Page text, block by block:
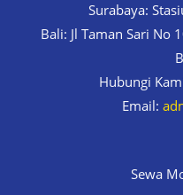
Surabaya:
Bali: Jl Taman Sari No
Hubungi
Email:
Sewa